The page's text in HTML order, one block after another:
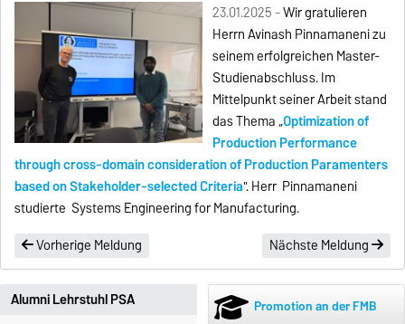
23.01.2025 -Wir gratulieren
Herrn Avinash Pinnamaneni zu
seinem erfolgreichen Master-
Studienabschluss. Im
Mittelpunkt seiner Arbeit stand
das Thema „Optimization of
Production Performance
through cross-domain consideration of Production Paramenters
based on Stakeholder-selected Criteria". Herr Pinnamaneni
studierte Systems Engineering for Manufacturing.
Vorherige Meldung
Nächste Meldung
Alumni Lehrstuhl PSA
Promotion an der FMB